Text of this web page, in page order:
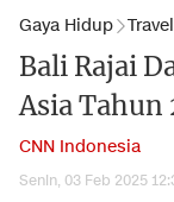
Gaya Hidup Travel
Bali Rajai
Asia Tahun
CNN Indonesia
Senin, 03 Feb 2025